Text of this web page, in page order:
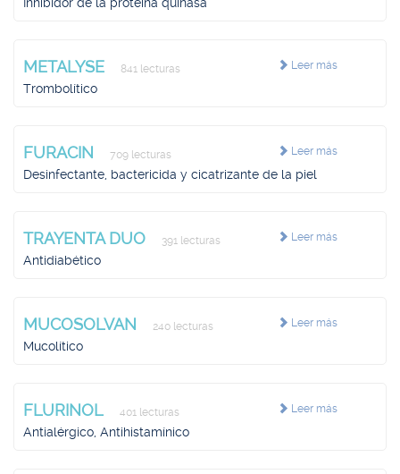
Leer más
METALYSE 841 lecturas
Trombolítico
Leer más
FURACIN 709 lecturas
Desinfectante, bactericida y cicatrizante de la piel
Leer más
TRAYENTA DUO 391 lecturas
Antidiabético
Leer más
MUCOSOLVAN 240 lecturas
Mucolítico
Leer más
FLURINOL 401 lecturas
Antialérgico, Antihistamínico